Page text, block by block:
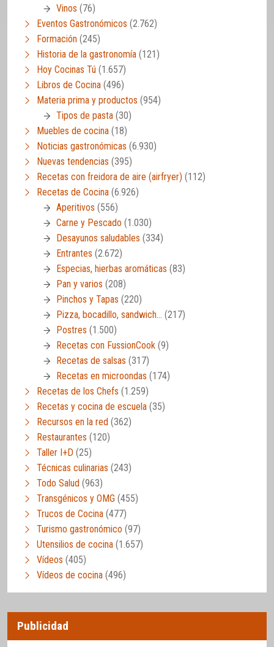
Vinos (76)
Eventos Gastronómicos (2.762)
Formación (245)
Historia de la gastronomía (121)
Hoy Cocinas Tú (1.657)
Libros de Cocina (496)
Materia prima y productos (954)
Tipos de pasta (30)
Muebles de cocina (18)
Noticias gastronómicas (6.930)
Nuevas tendencias (395)
Recetas con freidora de aire (airfryer) (112)
Recetas de Cocina (6.926)
Aperitivos (556)
Carne y Pescado (1.030)
Desayunos saludables (334)
Entrantes (2.672)
Especias, hierbas aromáticas (83)
Pan y varios (208)
Pinchos y Tapas (220)
Pizza, bocadillo, sandwich… (217)
Postres (1.500)
Recetas con FussionCook (9)
Recetas de salsas (317)
Recetas en microondas (174)
Recetas de los Chefs (1.259)
Recetas y cocina de escuela (35)
Recursos en la red (362)
Restaurantes (120)
Taller I+D (25)
Técnicas culinarias (243)
Todo Salud (963)
Transgénicos y OMG (455)
Trucos de Cocina (477)
Turismo gastronómico (97)
Utensilios de cocina (1.657)
Vídeos (405)
Vídeos de cocina (496)
Publicidad